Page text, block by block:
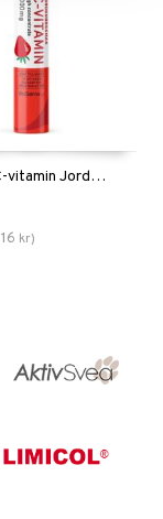
BioSalma C-vitamin Jordgubbe
16 kr)